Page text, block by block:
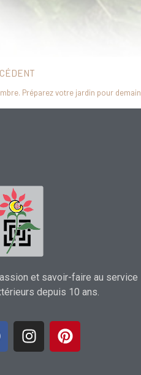
Préparez votre jardin pour demain
et savoir-faire au service
depuis 10 ans.